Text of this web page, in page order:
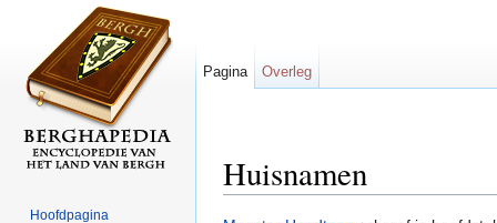
Huisnamen
Pagina Overleg
Hoofdpagina